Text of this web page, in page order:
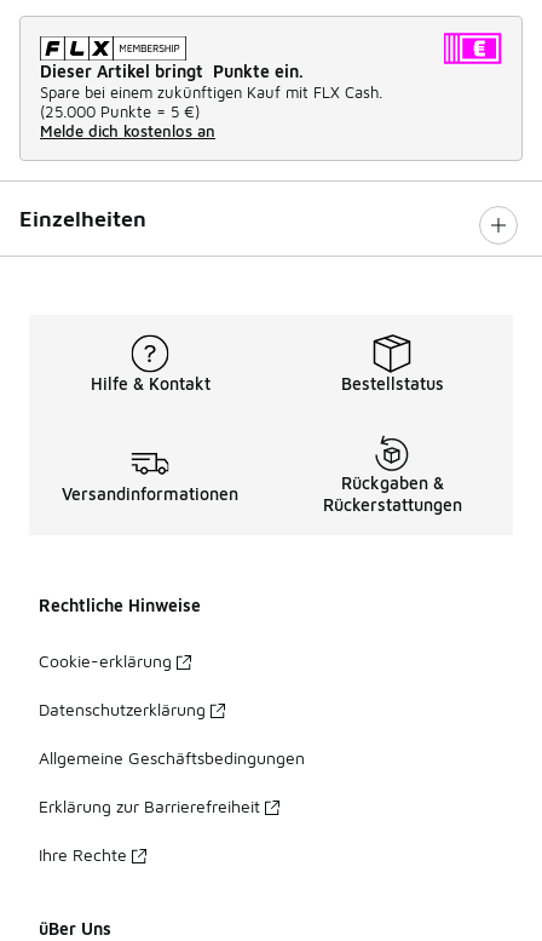
Dieser Artikel bringt Punkte ein.
Spare bei einem zukünftigen Kauf mit FLX Cash.
(25.000 Punkte = 5 €)
Melde dich kostenlos an
Einzelheiten
Hilfe & Kontakt Bestellstatus
Versandinformationen
Rückgaben &
Rückerstattungen
Rechtliche Hinweise
Cookie-erklärung
Datenschutzerklärung
Allgemeine Geschäftsbedingungen
Erklärung zur Barrierefreiheit
Ihre Rechte
üBer Uns